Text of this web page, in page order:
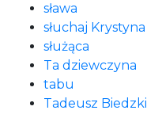
sława
słuchaj Krystyna
służąca
Ta dziewczyna
tabu
Tadeusz Biedzki